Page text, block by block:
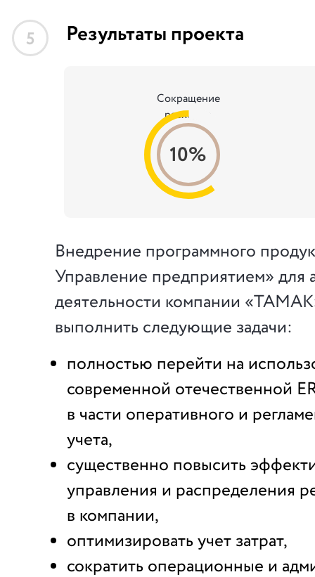
5 Результаты проекта
Сокращение
расходов
10%
Внедрение программного
Управление предприятием» для
деятельности компании
выполнить следующие задачи:
полностью перейти на
современной отечественной
в части оперативного и
учета,
существенно повысить
управления и распределения
в компании,
оптимизировать учет затрат,
сократить операционные и